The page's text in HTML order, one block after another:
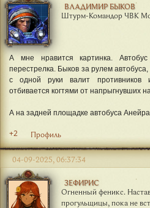
ВЛАДИМИР БЫКОВ
Штурм-Командор ЧВК
А мне нравится картинка.
перестрелка. Быков за рулем
с одной руки валит противников
отбивается когтями от напрыгнувших
А на задней площадке автобуса
+2 Профиль
ЗЕФИРИС
Огненный феникс.
прогульщицы, пока не
04-09-2025, 06:37:34